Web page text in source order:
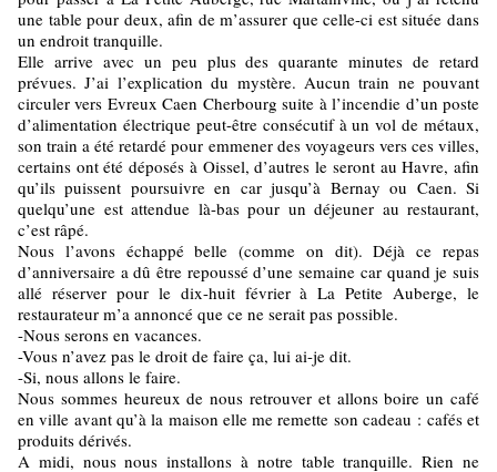
une table pour deux, afin de m’assurer que celle-ci est située dans
un endroit tranquille.
Elle arrive avec un peu plus des quarante minutes de retard
prévues. J’ai l’explication du mystère. Aucun train ne pouvant
circuler vers Evreux Caen Cherbourg suite à l’incendie d’un poste
d’alimentation électrique peut-être consécutif à un vol de métaux,
son train a été retardé pour emmener des voyageurs vers ces villes,
certains ont été déposés à Oissel, d’autres le seront au Havre, afin
qu’ils puissent poursuivre en car jusqu’à Bernay ou Caen. Si
quelqu’une est attendue là-bas pour un déjeuner au restaurant,
c’est râpé.
Nous l’avons échappé belle (comme on dit). Déjà ce repas
d’anniversaire a dû être repoussé d’une semaine car quand je suis
allé réserver pour le dix-huit février à La Petite Auberge, le
restaurateur m’a annoncé que ce ne serait pas possible.
-Nous serons en vacances.
-Vous n’avez pas le droit de faire ça, lui ai-je dit.
-Si, nous allons le faire.
Nous sommes heureux de nous retrouver et allons boire un café
en ville avant qu’à la maison elle me remette son cadeau : cafés et
produits dérivés.
A midi, nous nous installons à notre table tranquille. Rien ne